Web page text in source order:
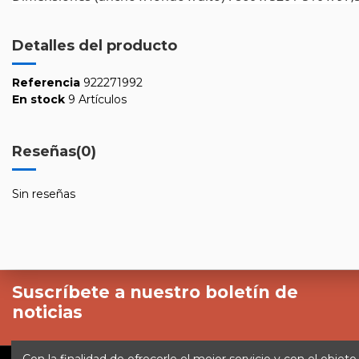
Detalles del producto
Referencia 922271992
En stock 9 Artículos
Reseñas(0)
Sin reseñas
Suscríbete a nuestro boletín de
noticias